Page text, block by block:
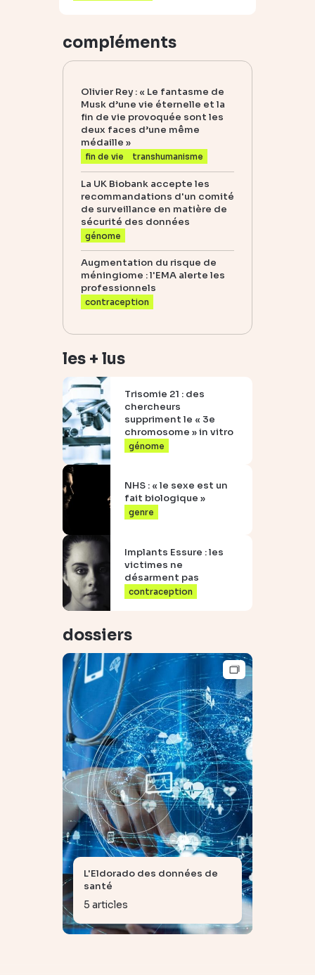
compléments
Olivier Rey : « Le fantasme de
Musk d’une vie éternelle et la
fin de vie provoquée sont les
deux faces d’une même
médaille »
fin de vie transhumanisme
La UK Biobank accepte les
recommandations d'un comité
de surveillance en matière de
sécurité des données
génome
Augmentation du risque de
méningiome : l'EMA alerte les
professionnels
contraception
les + lus
Trisomie 21 : des
chercheurs
suppriment le « 3e
chromosome » in vitro
génome
NHS : « le sexe est un
fait biologique »
genre
Implants Essure : les
victimes ne
désarment pas
contraception
dossiers
L'Eldorado des données de
santé
5 articles